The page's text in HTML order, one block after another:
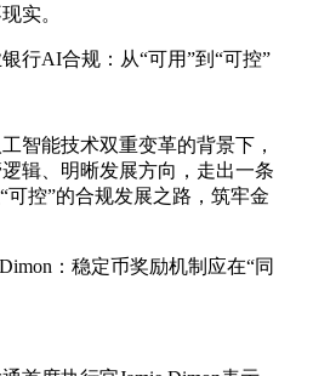
实。
行AI合规：从“可用”到“可控”
智能技术双重变革的背景下，
辑、明晰发展方向，走出一条
可控”的合规发展之路，筑牢金
：稳定币奖励机制应在“同